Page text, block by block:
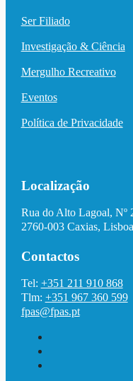
Ser Filiado
Investigação & Ciência
Mergulho Recreativo
Eventos
Política de Privacidade
Localização
Rua do Alto Lagoal, Nº
2760-003 Caxias, Lisboa
Contactos
Tel: +351 211 910 868
Tlm: +351 967 360 599
fpas@fpas.pt